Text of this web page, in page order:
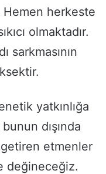
Hemen herkeste
olmaktadır.
sarkmasının
yatkınlığa
dışında
etmenler
değineceğiz.